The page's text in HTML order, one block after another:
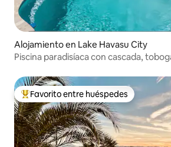
Alojamiento en Lake Havasu City
Piscina paradisíaca con cascada,
Favorito entre huéspedes preferido
Favorito entre huéspedes